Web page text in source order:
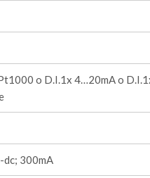
o D.I.1x 4…20mA o
dc; 300mA